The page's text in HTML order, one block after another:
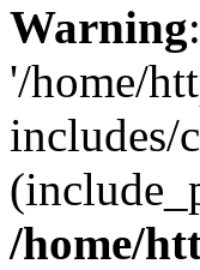
Warning
'/home/
includes/
/home/